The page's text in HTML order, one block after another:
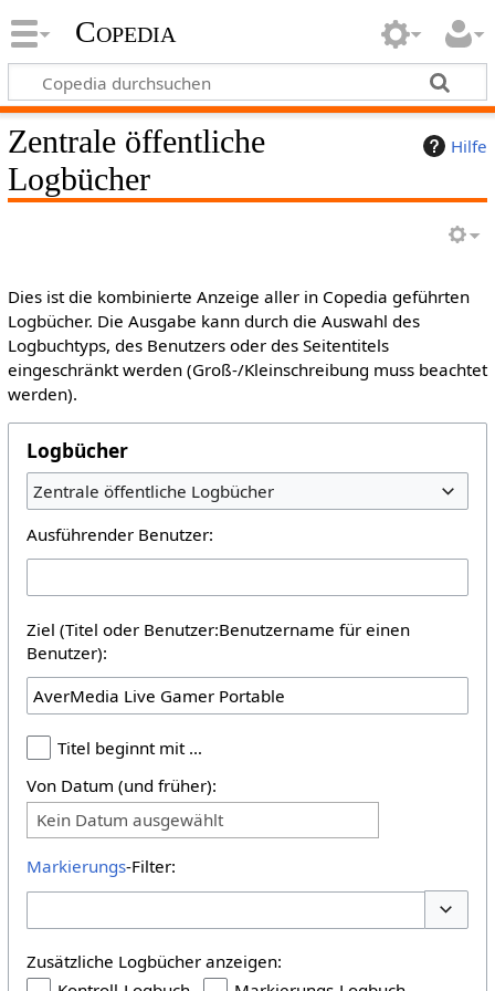
Copedia
Hilfe
Zentrale öffentliche
Logbücher
Dies ist die kombinierte Anzeige aller in Copedia geführten
Logbücher. Die Ausgabe kann durch die Auswahl des
Logbuchtyps, des Benutzers oder des Seitentitels
eingeschränkt werden (Groß-/Kleinschreibung muss beachtet
werden).
Logbücher
Zentrale öffentliche Logbücher
Ausführender Benutzer:
Ziel (Titel oder Benutzer:Benutzername für einen
Benutzer):
Titel beginnt mit …
Von Datum (und früher):
Kein Datum ausgewählt
Markierungs-Filter:
Zusätzliche Logbücher anzeigen: